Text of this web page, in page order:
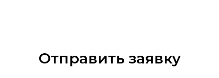
Отправить заявку